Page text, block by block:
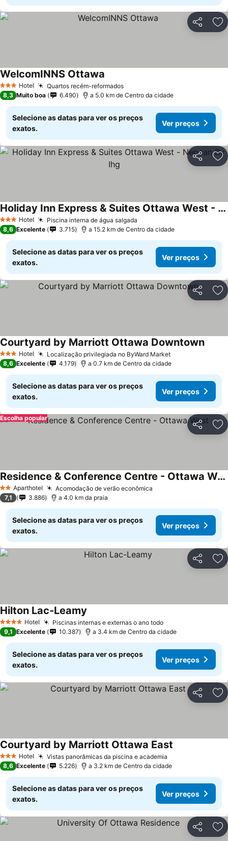
Partilhar
3 EstrelasHotel Quartos recém-reformados
WelcomINNS Ottawa
8,3 Muito boa 6.490 a 5.0 km de Centro da cidade
Selecione as datas para ver os preços
exatos.
Ver preços
Partilhar
3 EstrelasHotel Piscina interna de água salgada
Holiday Inn Express & Suites Ottawa West - Nepean By Ihg
8,6 Excelente 3.715 a 15.2 km de Centro da cidade
Selecione as datas para ver os preços
exatos.
Ver preços
Partilhar
3 EstrelasHotel Localização privilegiada no ByWard Market
Courtyard by Marriott Ottawa Downtown
8,6 Excelente 4.179 a 0.7 km de Centro da cidade
Selecione as datas para ver os preços
exatos.
Ver preços
Partilhar
Escolha popular
2 EstrelasAparthotel Acomodação de verão econômica
Residence & Conference Centre - Ottawa West
7,1 3.886 a 4.0 km da praia
Selecione as datas para ver os preços
exatos.
Ver preços
Partilhar
4 EstrelasHotel Piscinas internas e externas o ano todo
Hilton Lac-Leamy
9,1 Excelente 10.387 a 3.4 km de Centro da cidade
Selecione as datas para ver os preços
exatos.
Ver preços
Partilhar
3 EstrelasHotel Vistas panorâmicas da piscina e academia
Courtyard by Marriott Ottawa East
8,6 Excelente 5.226 a 3.2 km de Centro da cidade
Selecione as datas para ver os preços
exatos.
Ver preços
Partilhar